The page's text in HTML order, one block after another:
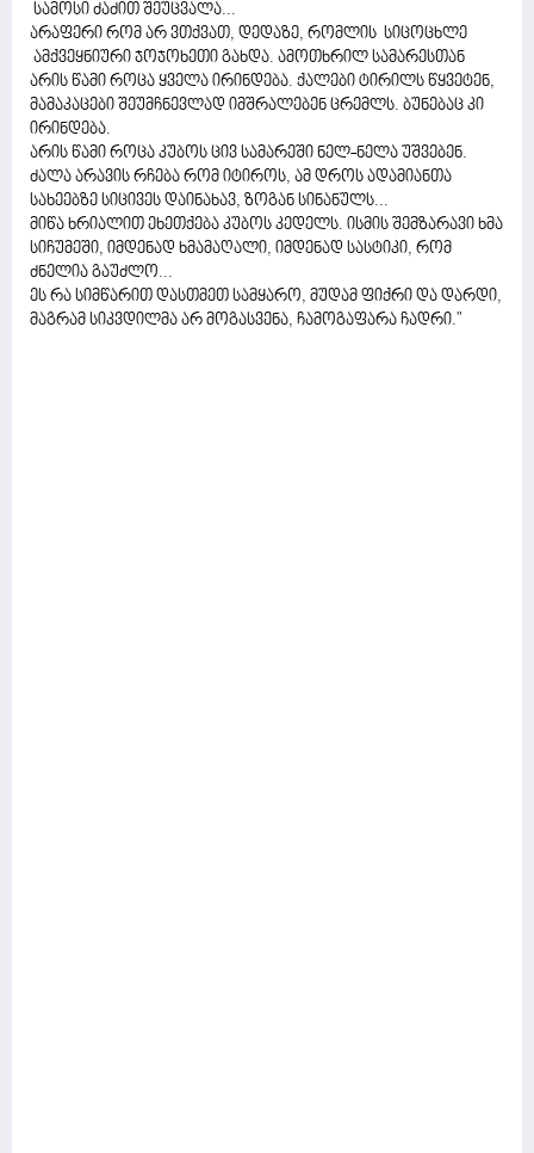
სამოსი ძაძით შეუცვალა...
არაფერი რომ არ ვთქვათ, დედაზე, რომლის სიცოცხლე
ამქვეყნიური ჯოჯოხეთი გახდა. ამოთხრილ სამარესთან
არის წამი როცა ყველა ირინდება. ქალები ტირილს წყვეტენ,
მამაკაცები შეუმჩნევლად იმშრალებენ ცრემლს. ბუნებაც კი
ირინდება.
არის წამი როცა კუბოს ცივ სამარეში ნელ-ნელა უშვებენ.
ძალა არავის რჩება რომ იტიროს, ამ დროს ადამიანთა
სახეებზე სიცივეს დაინახავ, ზოგან სინანულს...
მიწა ხრიალით ეხეთქება კუბოს კედელს. ისმის შემზარავი ხმა
სიჩუმეში, იმდენად ხმამაღალი, იმდენად სასტიკი, რომ
ძნელია გაუძლო...
ეს რა სიმწარით დასთმეთ სამყარო, მუდამ ფიქრი და დარდი,
მაგრამ სიკვდილმა არ მოგასვენა, ჩამოგაფარა ჩადრი."